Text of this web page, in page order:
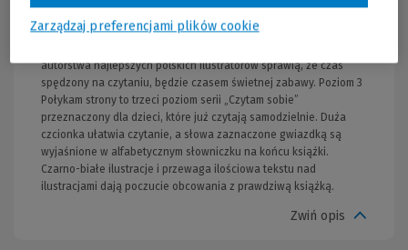
ramkach pomagają w ćwiczeniu sylabizowania. Ciekawe,
autorstwa najlepszych polskich ilustratorów sprawią, że czas
spędzony na czytaniu, będzie czasem świetnej zabawy. Poziom 3
Połykam strony to trzeci poziom serii „Czytam sobie”
przeznaczony dla dzieci, które już czytają samodzielnie. Duża
czcionka ułatwia czytanie, a słowa zaznaczone gwiazdką są
wyjaśnione w alfabetycznym słowniczku na końcu książki.
Czarno-białe ilustracje i przewaga ilościowa tekstu nad
ilustracjami dają poczucie obcowania z prawdziwą książką.
Zwiń opis
Zarządzaj preferencjami plików cookie